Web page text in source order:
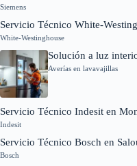
Siemens
Servicio Técnico White-
White-Westinghouse
Solución a luz
Averías en lavavajillas
Servicio Técnico Indesit en
Indesit
Servicio Técnico Bosch en
Bosch